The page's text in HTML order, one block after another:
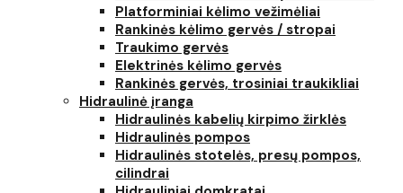
Platforminiai kėlimo vežimėliai
Rankinės kėlimo gervės / stropai
Traukimo gervės
Elektrinės kėlimo gervės
Rankinės gervės, trosiniai traukikliai
Hidraulinė įranga
Hidraulinės kabelių kirpimo žirklės
Hidraulinės pompos
Hidraulinės stotelės, presų pompos,
cilindrai